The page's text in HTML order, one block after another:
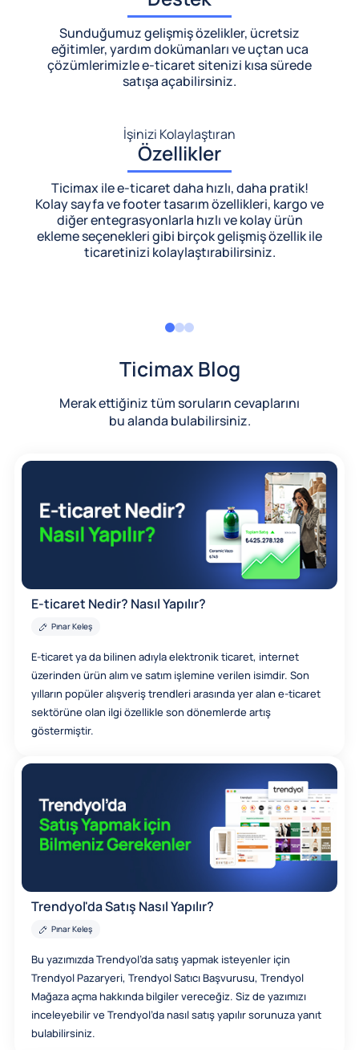
Sunduğumuz gelişmiş özelikler, ücretsiz
eğitimler, yardım dokümanları ve uçtan uca
çözümlerimizlee-ticaret sitenizi kısa sürede
satışa açabilirsiniz.
İşinizi Kolaylaştıran
Özellikler
Ticimax ile e-ticaret daha hızlı, daha pratik!
Kolay sayfa ve footer tasarım özellikleri, kargo ve
diğer entegrasyonlarla hızlı ve kolay ürün
ekleme seçenekleri gibi birçok gelişmiş özellik ile
ticaretinizi kolaylaştırabilirsiniz.
Ticimax Blog
Merak ettiğiniz tüm soruların cevaplarını
bu alanda bulabilirsiniz.
E-ticaret Nedir? Nasıl Yapılır?
Pınar Keleş
E-ticaret ya da bilinen adıyla elektronik ticaret, internet
üzerinden ürün alım ve satım işlemine verilen isimdir. Son
yılların popüler alışveriş trendleri arasında yer alan e-ticaret
sektörüne olan ilgi özellikle son dönemlerde artış
göstermiştir.
Trendyol'da Satış Nasıl Yapılır?
Pınar Keleş
Bu yazımızda Trendyol’da satış yapmak isteyenler için
Trendyol Pazaryeri, Trendyol Satıcı Başvurusu, Trendyol
Mağaza açma hakkında bilgiler vereceğiz. Siz de yazımızı
inceleyebilir ve Trendyol’da nasıl satış yapılır sorunuza yanıt
bulabilirsiniz.